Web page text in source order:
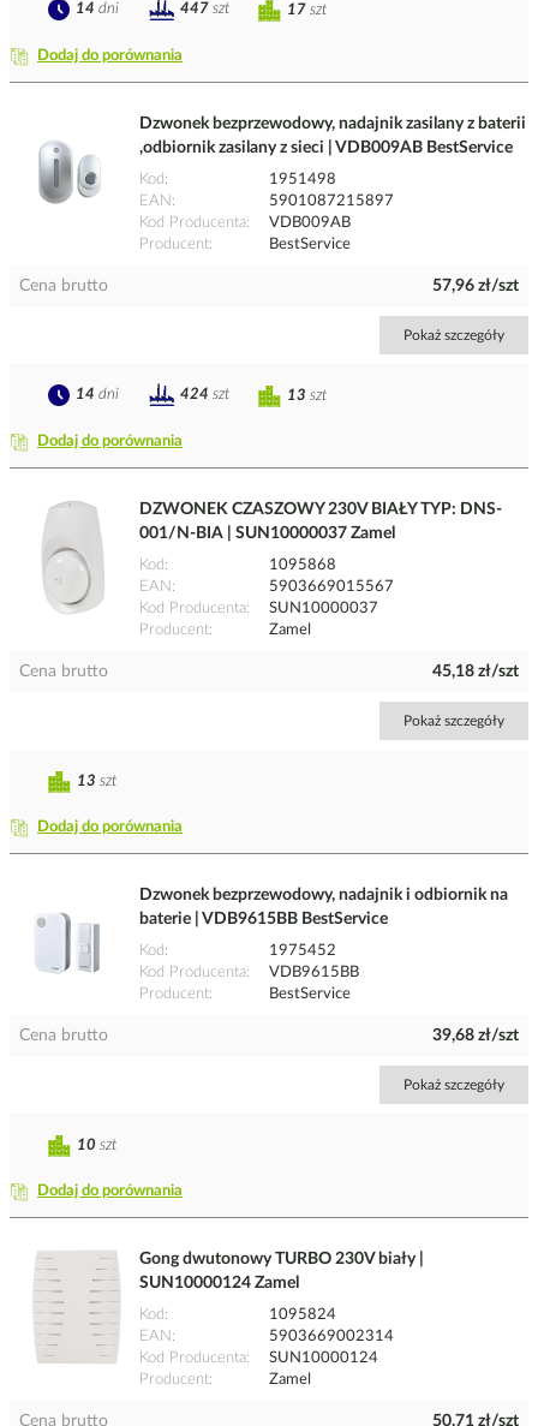
Dodaj do porównania
17 szt
14 dni 447 szt
Dzwonek bezprzewodowy, nadajnik zasilany z baterii
,odbiornik zasilany z sieci | VDB009AB BestService
Kod
1951498
EAN
5901087215897
Kod Producenta
VDB009AB
Producent
BestService
Cena brutto 57,96 zł/szt
Pokaż szczegóły
Dodaj do porównania
13 szt
14 dni 424 szt
DZWONEK CZASZOWY 230V BIAŁY TYP: DNS-
001/N-BIA | SUN10000037 Zamel
Kod
1095868
EAN
5903669015567
Kod Producenta
SUN10000037
Producent
Zamel
Cena brutto 45,18 zł/szt
Pokaż szczegóły
Dodaj do porównania
13 szt
Dzwonek bezprzewodowy, nadajnik i odbiornik na
baterie | VDB9615BB BestService
Kod
1975452
Kod Producenta
VDB9615BB
Producent
BestService
Cena brutto 39,68 zł/szt
Pokaż szczegóły
Dodaj do porównania
10 szt
Gong dwutonowy TURBO 230V biały |
SUN10000124 Zamel
Kod
1095824
EAN
5903669002314
Kod Producenta
SUN10000124
Producent
Zamel
Cena brutto 50,71 zł/szt